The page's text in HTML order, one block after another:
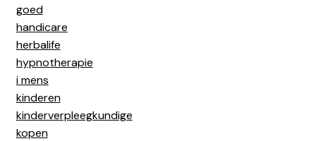
goed
handicare
herbalife
hypnotherapie
i mens
kinderen
kinderverpleegkundige
kopen